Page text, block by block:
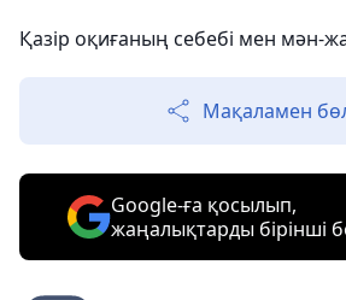
Қазір оқиғаның себебі мен мән-
Мақаламен
Google-ға қосылып,
жаңалықтарды бірінші